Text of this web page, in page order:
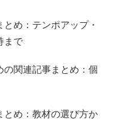
とめ：テンポアップ・
まで
の関連記事まとめ：個
とめ：教材の選び方か